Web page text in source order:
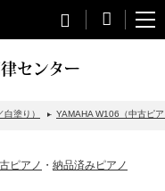
センター
塗り） YAMAHA W106（中古ピ
ピアノ ・ 納品済みピアノ